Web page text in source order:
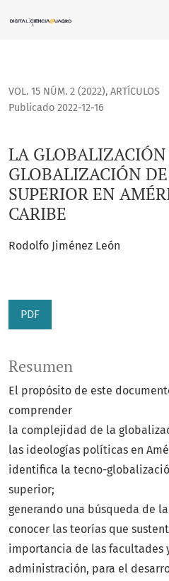
LA GLOBALIZACIÓN Y TECNO-
VOL. 15 NÚM. 2 (2022), ARTÍCULOS
LA
GLOBALIZACIÓN
SUPERIOR EN
CARIBE
Publicado 2022-12-16
Rodolfo Jiménez León
PDF
Resumen
El propósito de este
comprender
la complejidad de la
las ideologías políticas en
identifica la tecno-
superior;
generando una búsqueda de
conocer las teorías que
importancia de las facultades
administración, para el